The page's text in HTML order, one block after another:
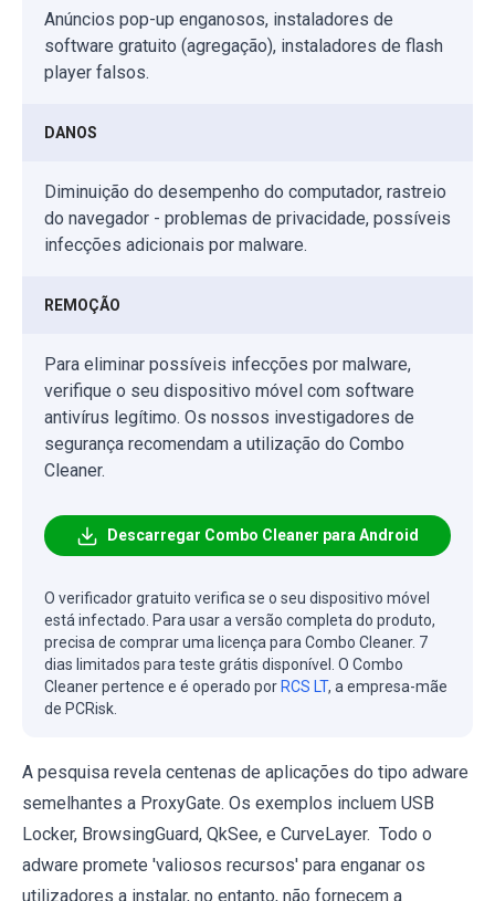
Anúncios pop-up enganosos, instaladores de
software gratuito (agregação), instaladores de flash
player falsos.
DANOS
Diminuição do desempenho do computador, rastreio
do navegador - problemas de privacidade, possíveis
infecções adicionais por malware.
REMOÇÃO
Para eliminar possíveis infecções por malware,
verifique o seu dispositivo móvel com software
antivírus legítimo. Os nossos investigadores de
segurança recomendam a utilização do Combo
Cleaner.
Descarregar Combo Cleaner para Android
O verificador gratuito verifica se o seu dispositivo móvel
está infectado. Para usar a versão completa do produto,
precisa de comprar uma licença para Combo Cleaner. 7
dias limitados para teste grátis disponível. O Combo
Cleaner pertence e é operado por RCS LT, a empresa-mãe
de PCRisk.
A pesquisa revela centenas de aplicações do tipo adware
semelhantes a ProxyGate. Os exemplos incluem USB
Locker, BrowsingGuard, QkSee, e CurveLayer. Todo o
adware promete 'valiosos recursos' para enganar os
utilizadores a instalar, no entanto, não fornecem a